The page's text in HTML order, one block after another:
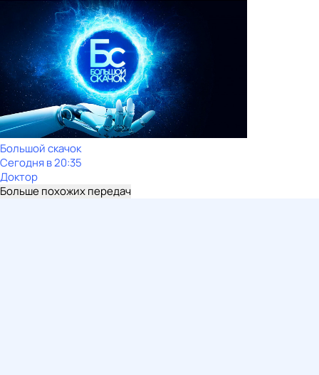
Большой скачок
Сегодня в 20:35
Доктор
Больше похожих передач